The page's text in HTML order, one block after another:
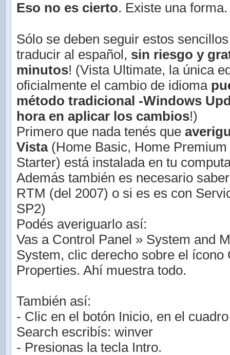
Eso no es cierto. Existe una forma.
Sólo se deben seguir estos
traducir al español, sin riesgo y
minutos! (Vista Ultimate, la única
oficialmente el cambio de idioma
método tradicional -Windows
hora en aplicar los cambios!)
Primero que nada tenés que
Vista(Home Basic, Home Premium
Starter) está instalada en tu
Además también es necesario
RTM (del 2007) o si es es con
SP2)
Podés averiguarlo así:
Vas a Control Panel » System and
System, clic derecho sobre el ícono
Properties. Ahí muestra todo.
También así:
- Clic en el botón Inicio, en el
Search escribís: winver
- Presionas la tecla Intro.